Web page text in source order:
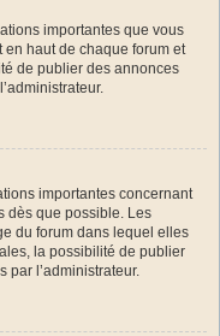
importantes que vous
haut de chaque forum et
de publier des annonces
importantes concernant
dès que possible. Les
du forum dans lequel elles
la possibilité de publier
par l’administrateur.